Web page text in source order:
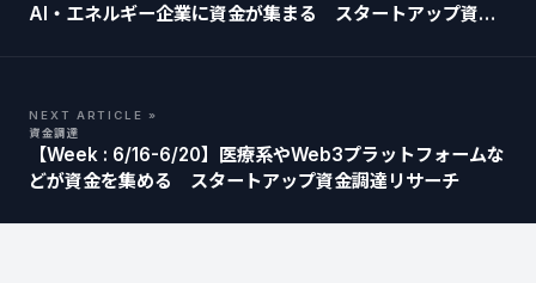
AI・エネルギー企業に資金が集まる スタートアップ資金
NEXT ARTICLE »
資金調達
【Week : 6/16-6/20】医療系やWeb3プラットフォームな
どが資金を集める スタートアップ資金調達リサーチ